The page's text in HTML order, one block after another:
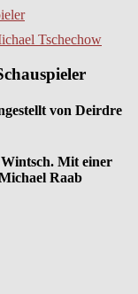
Tschechow
von Deirdre
Mit einer
Raab